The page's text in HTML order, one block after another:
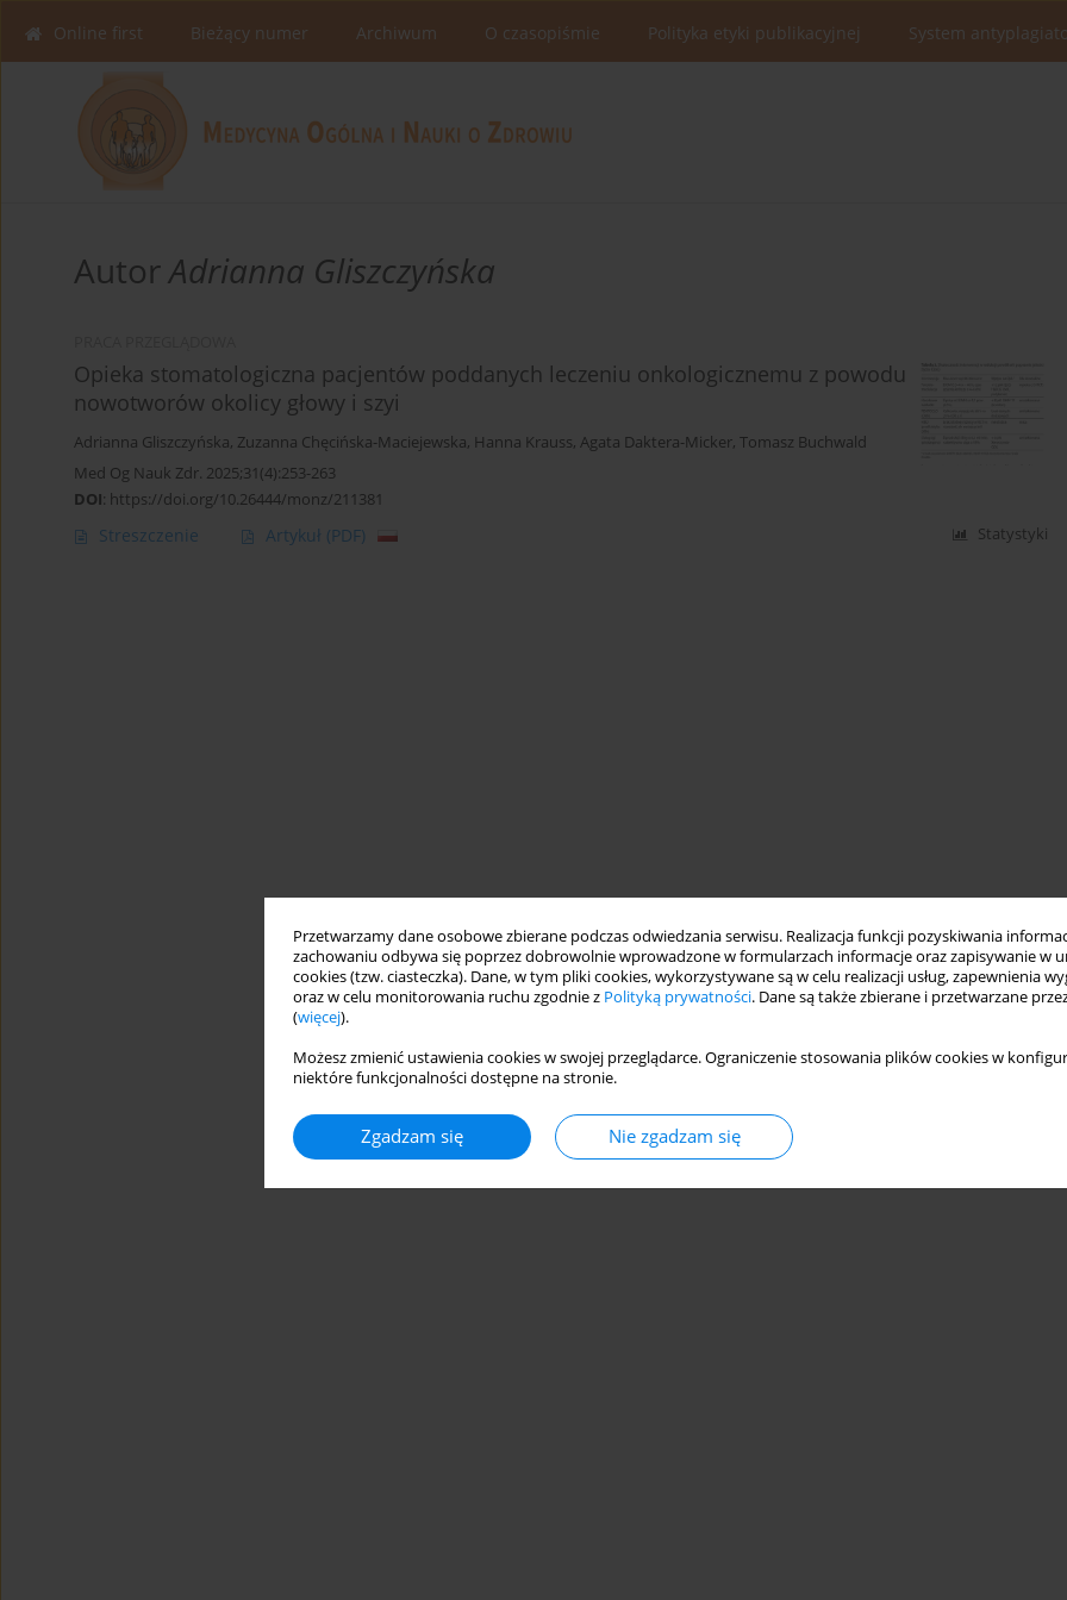
Przetwarzamy dane osobowe zbierane podczas odwiedzania serwisu. Realizacja funkcji pozyskiwania
zachowaniu odbywa się poprzez dobrowolnie wprowadzone w formularzach informacje oraz zapisywanie w
cookies (tzw. ciasteczka). Dane, w tym pliki cookies, wykorzystywane są w celu realizacji usług, zapewnienia
oraz w celu monitorowania ruchu zgodnie z Polityką prywatności. Dane są także zbierane i przetwarzane
(więcej).
Możesz zmienić ustawienia cookies w swojej przeglądarce. Ograniczenie stosowania plików cookies w
niektóre funkcjonalności dostępne na stronie.
Zgadzam się Nie zgadzam się
Online first Bieżący numer Archiwum O czasopiśmie Polityka etyki publikacyjnej System
AutorAdrianna Gliszczyńska
Opieka stomatologiczna pacjentów poddanych leczeniu onkologicznemu z powodu
nowotworów okolicy głowy i szyi
Adrianna Gliszczyńska, Zuzanna Chęcińska-Maciejewska, Hanna Krauss, Agata Daktera-Micker, Tomasz Buchwald
Med Og Nauk Zdr. 2025;31(4):253-263
DOI: https://doi.org/10.26444/monz/211381
Streszczenie Artykuł (PDF) Statystyki